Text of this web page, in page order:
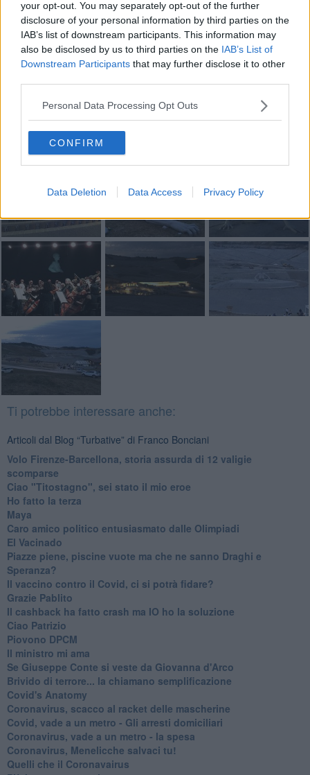
your opt-out. You may separately opt-out of the further
disclosure of your personal information by third parties on the
IAB’s list of downstream participants. This information may
also be disclosed by us to third parties on the IAB’s List of
Downstream Participants that may further disclose it to other
Personal Data Processing Opt Outs
CONFIRM
Data Deletion Data Access Privacy Policy
Newsletter QUInews - ToscanaMedia.Arriva gratis tutti i giorni
alle 20:00 direttamente nella tua casella di posta.
Basta cliccare QUI
Fotogallery
Ti potrebbe interessare anche:
Articoli dal Blog “Turbative” di Franco Bonciani
Volo Firenze-Barcellona, storia assurda di 12 valigie
scomparse
Ciao "Titostagno", sei stato il mio eroe
Ho fatto la terza
Maya
Caro amico politico entusiasmato dalle Olimpiadi
El Vacinado
Piazze piene, piscine vuote ma che ne sanno Draghi e
Speranza?
​Il vaccino contro il Covid, ci si potrà fidare?
Grazie Pablito
Il cashback ha fatto crash ma IO ho la soluzione
Ciao Patrizio
Piovono DPCM
Il ministro mi ama
Se Giuseppe Conte si veste da Giovanna d'Arco
Brivido di terrore... la chiamano semplificazione
Covid's Anatomy
Coronavirus, scacco al racket delle mascherine
Covid, vade a un metro - Gli arresti domiciliari
Coronavirus, vade a un metro - la spesa
Coronavirus, Menelicche salvaci tu!
Quelli che il Coronavairus